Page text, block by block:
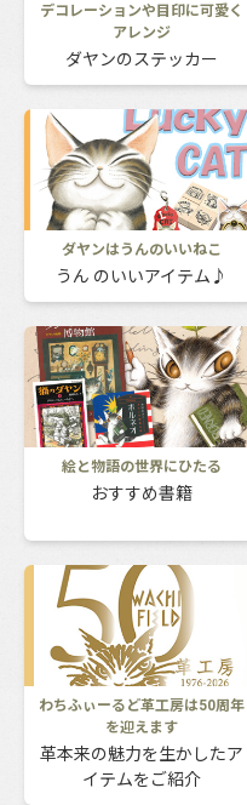
デコレーションや目印に可愛く
アレンジ
ダヤンのステッカー
ダヤンはうんのいいねこ
うん のいいアイテム♪
絵と物語の世界にひたる
おすすめ書籍
わちふぃーるど革工房は50周年
を迎えます
革本来の魅力を生かしたア
イテムをご紹介